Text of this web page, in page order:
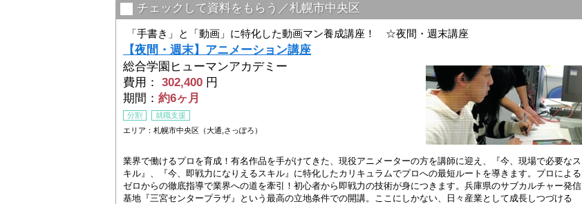
チェックして資料をもらう／札幌市中央区
「手書き」と「動画」に特化した動画マン養成講座！ ☆夜間・週末講座
【夜間・週末】アニメーション講座
総合学園ヒューマンアカデミー
費用：
302,400 円
期間： 約6ヶ月
分割
就職支援
エリア：札幌市中央区（大通,さっぽろ）
業界で働けるプロを育成！有名作品を手がけてきた、現役アニメーターの方を講師に迎え、『今、現場で必要なス
キル』、『今、即戦力になりえるスキル』に特化したカリキュラムでプロへの最短ルートを導きます。プロによる
ゼロからの徹底指導で業界への道を牽引！初心者から即戦力の技術が身につきます。兵庫県のサブカルチャー発信
基地『三宮センタープラザ』という最高の立地条件での開講。ここにしかない、日々産業として成長しつづける